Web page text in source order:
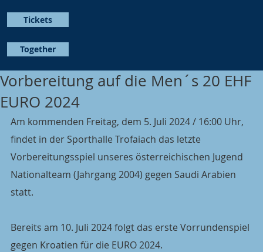
Together
Tickets
Vorbereitung auf die Men´s 20 EHF
EURO 2024
Am kommenden Freitag, dem 5. Juli 2024 / 16:00 Uhr,
findet in der Sporthalle Trofaiach das letzte
Vorbereitungsspiel unseres österreichischen Jugend
Nationalteam (Jahrgang 2004) gegen Saudi Arabien
statt.
Bereits am 10. Juli 2024 folgt das erste Vorrundenspiel
gegen Kroatien für die EURO 2024.